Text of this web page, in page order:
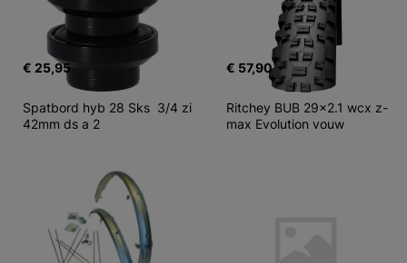
€ 25,95 € 57,90
Spatbord hyb 28 Sks  3/4 zi
42mm ds a 2
Ritchey BUB 29x2.1 wcx z-
max Evolution vouw